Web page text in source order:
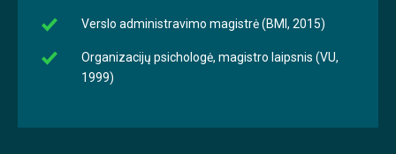
Verslo administravimo magistrė (BMI, 2015)
Organizacijų psichologė, magistro laipsnis (VU,
1999)